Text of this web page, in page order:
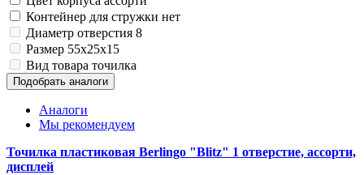
Контейнер для стружки нет
Диаметр отверстия 8
Размер 55x25x15
Вид товара точилка
Подобрать аналоги
Аналоги
Мы рекомендуем
Точилка пластиковая Berlingo "Blitz" 1 отверстие, ассорти,
дисплей